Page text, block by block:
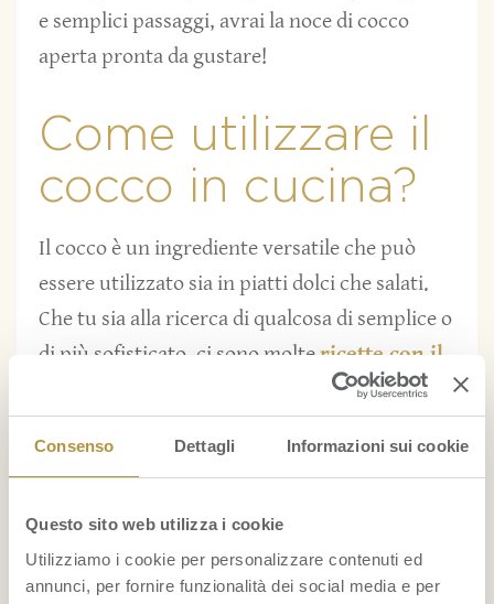
Consenso Dettagli Informazioni sui cookie
Questo sito web utilizza i cookie
Utilizziamo i cookie per personalizzare contenuti ed
annunci, per fornire funzionalità dei social media e per
e semplici passaggi, avrai la noce di cocco
aperta pronta da gustare!
Come utilizzare il
cocco in cucina?
Il cocco è un ingrediente versatile che può
essere utilizzato sia in piatti dolci che salati.
Che tu sia alla ricerca di qualcosa di semplice o
di più sofisticato, ci sono moltericette con il
che stuzzicheranno le tue papille
gustative. Nei piatti salati viene solitamente
utilizzato in forma liquida: illatte di coccoè
e le salse originali, dove tra i piatti più golosi
ricordiamo lazuppa di zucca e coccoo la